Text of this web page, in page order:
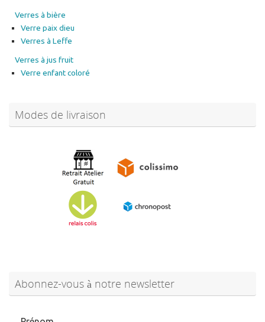
Verres à bière
Verre paix dieu
Verres à Leffe
Verres à jus fruit
Verre enfant coloré
Modes de livraison
Abonnez-vous à notre newsletter